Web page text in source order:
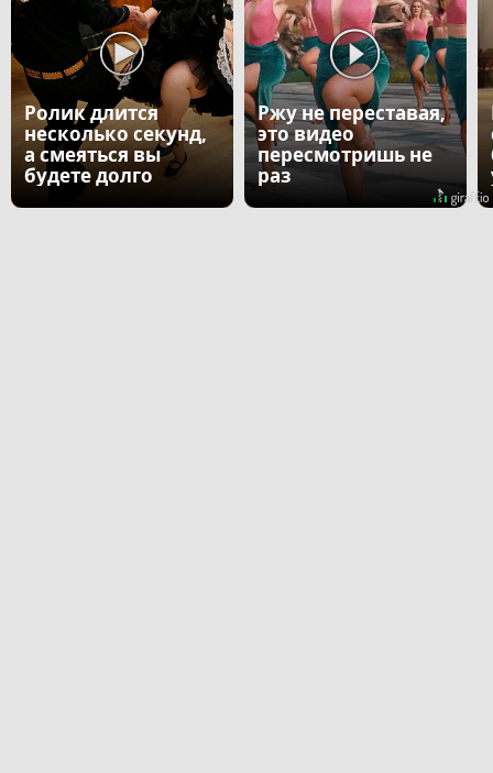
Ролик длится
несколько секунд,
а смеяться вы
будете долго
Ржу не переставая,
это видео
пересмотришь не
раз